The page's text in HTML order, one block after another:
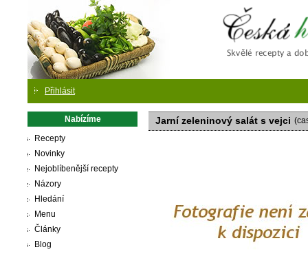
Přihlásit
Nabízíme
Recepty
Novinky
Nejoblíbenější recepty
Názory
Hledání
Menu
Články
Blog
Jarní zeleninový salát s vejci